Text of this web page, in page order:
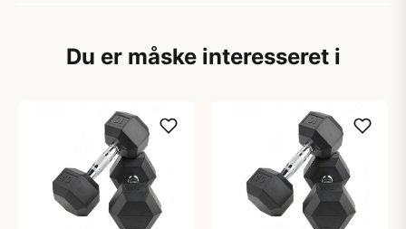
Du er måske interesseret i